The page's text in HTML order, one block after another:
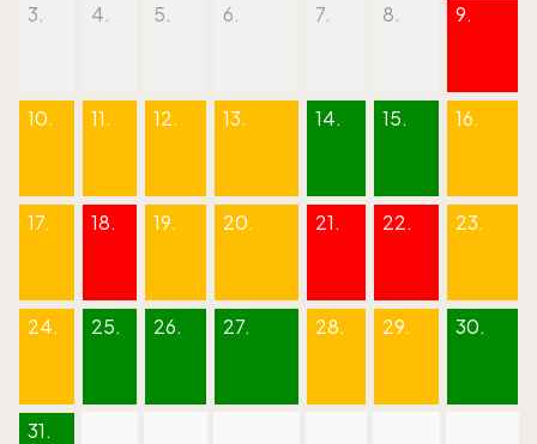
3. 4. 5. 6. 7. 8. 9.
10. 11. 12. 13. 14. 15. 16.
17. 18. 19. 20. 21. 22. 23.
24. 25. 26. 27. 28. 29. 30.
31.